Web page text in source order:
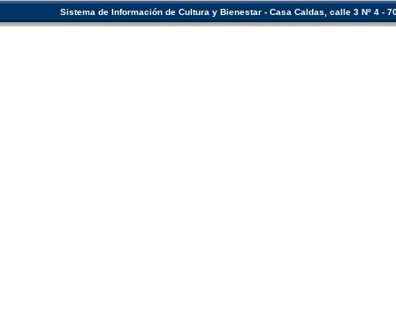
Sistema de Información de Cultura y Bienestar - Casa Caldas, calle 3 Nº 4 -